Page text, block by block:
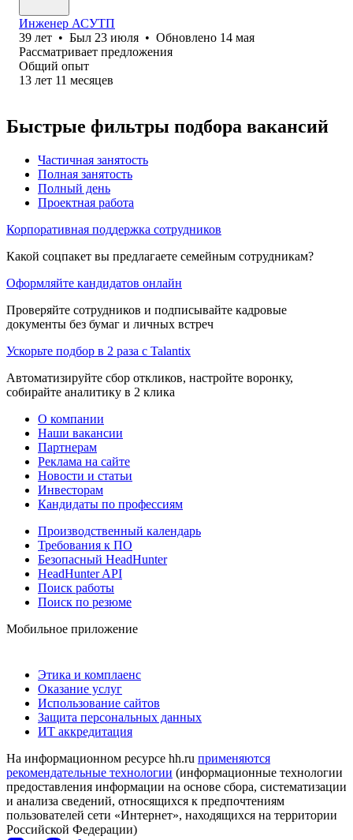
Инженер АСУТП
39 лет • Был 23 июля • Обновлено 14 мая
Рассматривает предложения
Общий опыт
13 лет 11 месяцев
Быстрые фильтры подбора вакансий
Частичная занятость
Полная занятость
Полный день
Проектная работа
Корпоративная поддержка сотрудников
Какой соцпакет вы предлагаете семейным сотрудникам?
Оформляйте кандидатов онлайн
Проверяйте сотрудников и подписывайте кадровые
документы без бумаг и личных встреч
Ускорьте подбор в 2 раза с Talantix
Автоматизируйте сбор откликов, настройте воронку,
собирайте аналитику в 2 клика
О компании
Наши вакансии
Партнерам
Реклама на сайте
Новости и статьи
Инвесторам
Кандидаты по профессиям
Производственный календарь
Требования к ПО
Безопасный HeadHunter
HeadHunter API
Поиск работы
Поиск по резюме
Мобильное приложение
Этика и комплаенс
Оказание услуг
Использование сайтов
Защита персональных данных
ИТ аккредитация
На информационном ресурсе hh.ru применяются
рекомендательные технологии (информационные технологии
предоставления информации на основе сбора, систематизации
и анализа сведений, относящихся к предпочтениям
пользователей сети «Интернет», находящихся на территории
Российской Федерации)